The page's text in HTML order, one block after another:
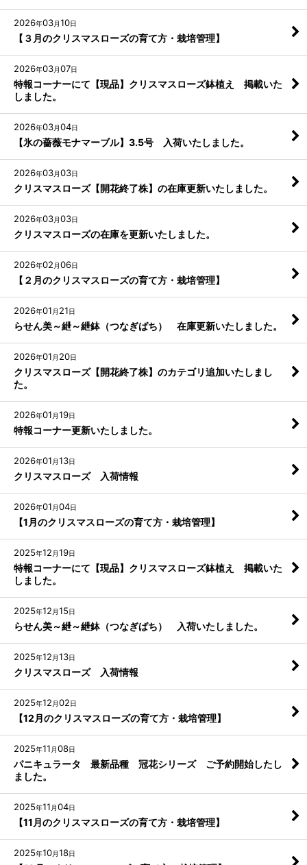
2026年03月10日
【３月のクリスマスローズの育て方・栽培管理】
2026年03月07日
特報コーナーにて【現品】クリスマスローズ鉢植え 掲載いた
しました。
2026年03月04日
【氷の薔薇モナマーブル】3.5号 入荷いたしました。
2026年03月03日
クリスマスローズ【開花終了株】の在庫更新いたしました。
2026年03月03日
クリスマスローズの在庫を更新いたしました。
2026年02 月06日
【２月のクリスマスローズの育て方・栽培管理】
2026年01 月 21日
らせん美～紲～紲鉢（つなぎばち） 在庫更新いたしました。
2026年01 月 20日
クリスマスローズ【開花終了株】のカテゴリ追加いたしまし
た。
2026年01 月19日
特報コーナー更新いたしました。
2026年01 月13日
クリスマスローズ 入荷情報
2026年01 月04日
【1月のクリスマスローズの育て方・栽培管理】
2025年12 月19日
特報コーナーにて【現品】クリスマスローズ鉢植え 掲載いた
しました。
2025年12 月15日
らせん美～紲～紲鉢（つなぎばち） 入荷いたしました。
2025年12 月13日
クリスマスローズ 入荷情報
2025年12 月02日
【12月のクリスマスローズの育て方・栽培管理】
2025年11 月08日
パニキュラータ 最新品種 冠花シリーズ ご予約開始したし
ました。
2025年11 月04日
【11月のクリスマスローズの育て方・栽培管理】
2025年10月18日